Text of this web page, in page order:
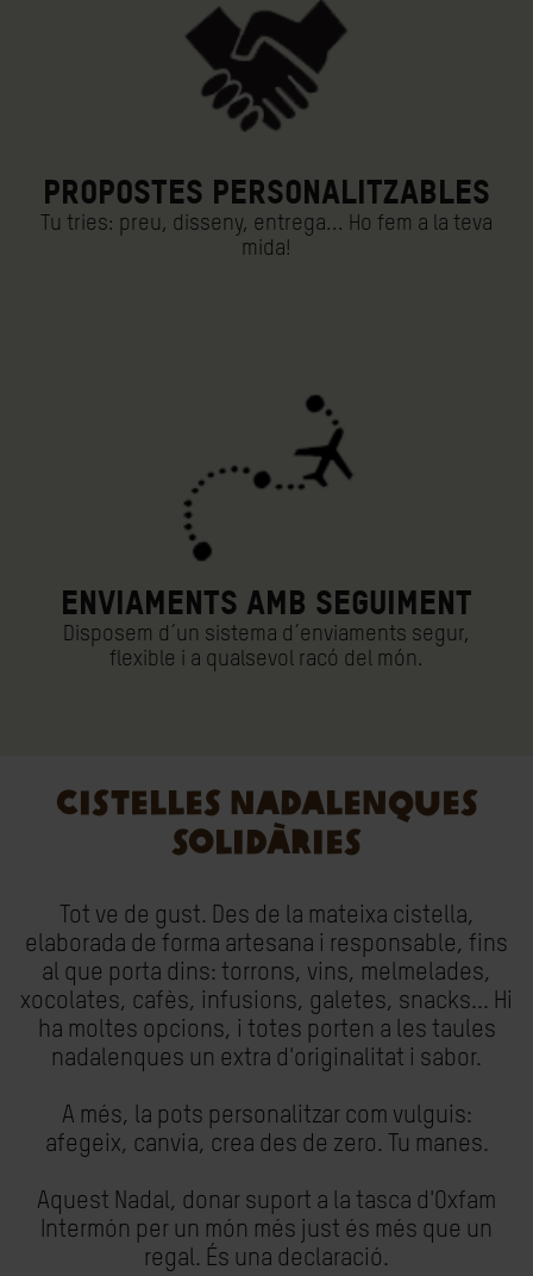
PROPOSTES PERSONALITZABLES
Tu tries: preu, disseny, entrega... Ho fem a la teva
mida!
ENVIAMENTS AMB SEGUIMENT
Disposem d´un sistema d´enviaments segur,
flexible i a qualsevol racó del món.
CISTELLES NADALENQUES
SOLIDÀRIES
Tot ve de gust. Des de la mateixa cistella,
elaborada de forma artesana i responsable, fins
al que porta dins: torrons, vins, melmelades,
xocolates, cafès, infusions, galetes, snacks... Hi
ha moltes opcions, i totes porten a les taules
nadalenques un extra d'originalitat i sabor.
A més, la pots personalitzar com vulguis:
afegeix, canvia, crea des de zero. Tu manes.
Aquest Nadal, donar suport a la tasca d'Oxfam
Intermón per un món més just és més que un
regal. És una declaració.